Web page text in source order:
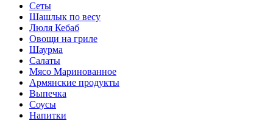
Сеты
Шашлык по весу
Люля Кебаб
Овощи на гриле
Шаурма
Салаты
Мясо Маринованное
Армянские продукты
Выпечка
Соусы
Напитки